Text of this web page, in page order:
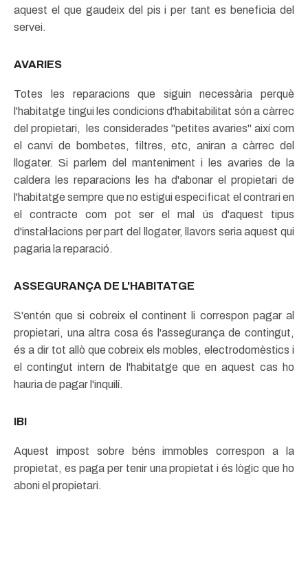
aquest el que gaudeix del pis i per tant es beneficia del
servei.
AVARIES
Totes les reparacions que siguin necessària perquè
l'habitatge tingui les condicions d'habitabilitat són a càrrec
del propietari, les considerades "petites avaries" així com
el canvi de bombetes, filtres, etc, aniran a càrrec del
llogater. Si parlem del manteniment i les avaries de la
caldera les reparacions les ha d'abonar el propietari de
l'habitatge sempre que no estigui especificat el contrari en
el contracte com pot ser el mal ús d'aquest tipus
d'instal·lacions per part del llogater, llavors seria aquest qui
pagaria la reparació.
ASSEGURANÇA DE L'HABITATGE
S'entén que si cobreix el continent li correspon pagar al
propietari, una altra cosa és l'assegurança de contingut,
és a dir tot allò que cobreix els mobles, electrodomèstics i
el contingut intern de l'habitatge que en aquest cas ho
hauria de pagar l'inquilí.
IBI
Aquest impost sobre béns immobles correspon a la
propietat, es paga per tenir una propietat i és lògic que ho
aboni el propietari.